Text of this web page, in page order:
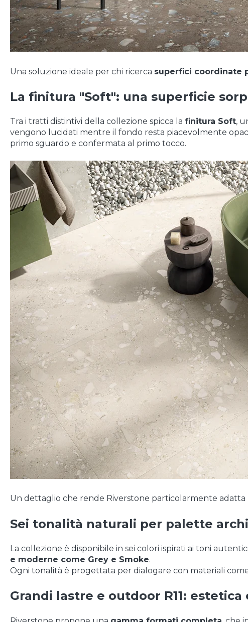
Una soluzione ideale per chi ricerca superfici coordinate
La finitura "Soft": una superficie
Tra i tratti distintivi della collezione spicca la finitura Soft,
vengono lucidati mentre il fondo resta piacevolmente
primo sguardo e confermata al primo tocco.
Un dettaglio che rende Riverstone particolarmente adatta
Sei tonalità naturali per palette
La collezione è disponibile in sei colori ispirati ai toni
e moderne come Grey e Smoke.
Ogni tonalità è progettata per dialogare con materiali
Grandi lastre e outdoor R11: